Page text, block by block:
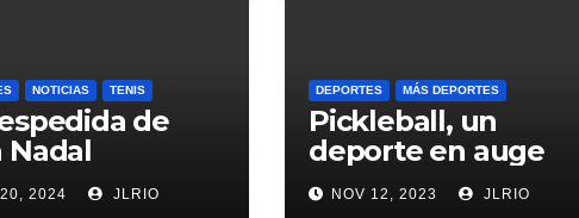
NOTICIAS TENIS
de
Nadal
2024 JLRIO
DEPORTES MÁS DEPORTES
Pickleball, un
deporte en auge
NOV 12, 2023 JLRIO